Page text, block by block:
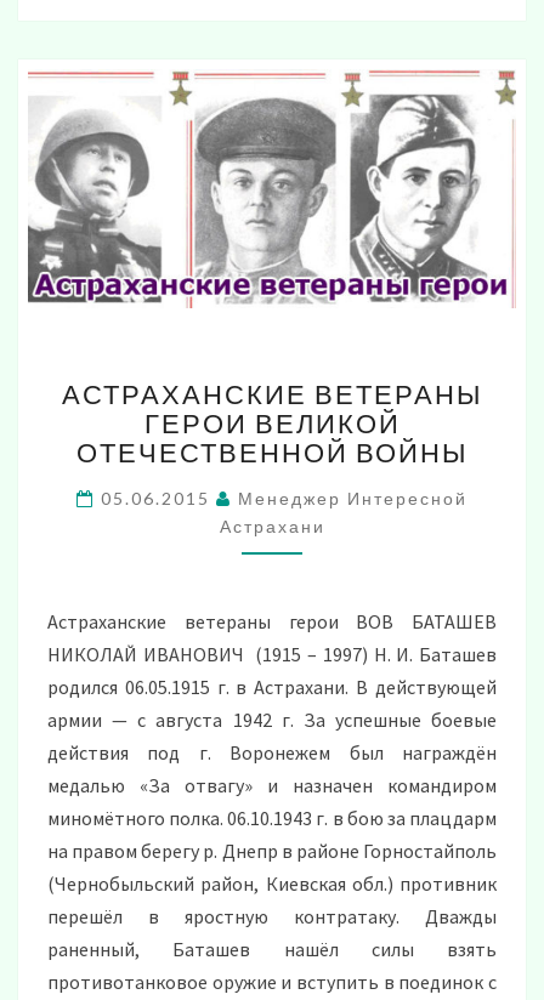
ВЕТЕРАНЫ
ГЕРОИ
ВЕЛИКОЙ
ВОЙНЫ
АСТРАХАНСКИЕ ВЕТЕРАНЫ
ГЕРОИ ВЕЛИКОЙ
ОТЕЧЕСТВЕННОЙ ВОЙНЫ
05.06.2015
Менеджер Интересной
Астрахани
Астраханские ветераны герои ВОВ БАТАШЕВ
НИКОЛАЙ ИВАНОВИЧ (1915 – 1997) Н. И. Баташев
родился 06.05.1915 г. в Астрахани. В действующей
армии — с августа 1942 г. За успешные боевые
действия под г. Воронежем был награждён
медалью «За отвагу» и назначен командиром
миномётного полка. 06.10.1943 г. в бою за плацдарм
на правом берегу р. Днепр в районе Горностайполь
(Чернобыльский район, Киевская обл.) противник
перешёл в яростную контратаку. Дважды
раненный, Баташев нашёл силы взять
противотанковое оружие и вступить в поединок с